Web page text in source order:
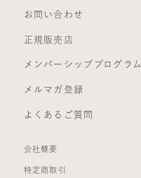
お問い合わせ
正規販売店
メンバーシッププログラム
メルマガ登録
よくあるご質問
会社概要
特定商取引